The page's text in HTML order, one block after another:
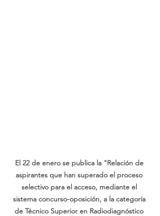
El 22 de enero se publica la "Relación de
aspirantes que han superado el proceso
selectivo para el acceso, mediante el
sistema concurso-oposición, a la categoría
de Técnico Superior en Radiodiagnóstico